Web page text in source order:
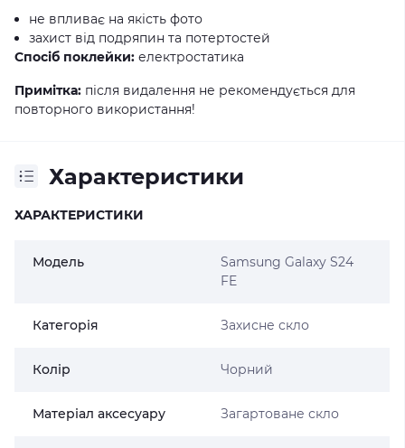
не впливає на якість фото
захист від подряпин та потертостей
Спосіб поклейки: електростатика
Примітка: після видалення не рекомендується для
повторного використання!
Характеристики
ХАРАКТЕРИСТИКИ
Модель
Samsung Galaxy S24
FE
Категорія Захисне скло
Колір Чорний
Матеріал аксесуару Загартоване скло